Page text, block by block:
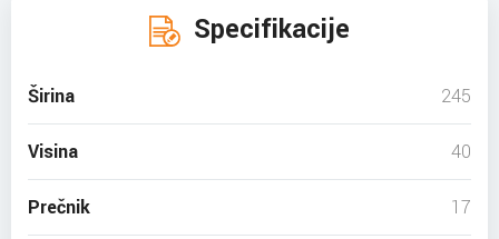
Specifikacije
Širina 245
Visina 40
Prečnik 17